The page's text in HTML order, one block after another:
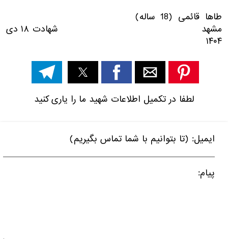
طاها قائمی (18 ساله)
مشهد شهادت ۱۸ دی
۱۴۰۴
لطفا در تکمیل اطلاعات شهید ما را یاری کنید
ایمیل: (تا بتوانیم با شما تماس بگیریم)
پیام: